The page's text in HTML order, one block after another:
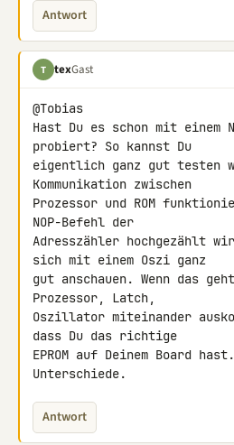
Antwort
T texGast
@Tobias
Hast Du es schon mit einem
probiert? So kannst Du
eigentlich ganz gut testen
Kommunikation zwischen
Prozessor und ROM
NOP-Befehl der
Adresszähler hochgezählt
sich mit einem Oszi ganz
gut anschauen. Wenn das
Prozessor, Latch,
Oszillator miteinander
dass Du das richtige
EPROM auf Deinem Board
Unterschiede.
Antwort